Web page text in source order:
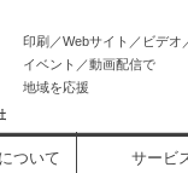
印刷／Webサイト／ビデオ
イベント／動画配信で
地域を応援
ついて サービ